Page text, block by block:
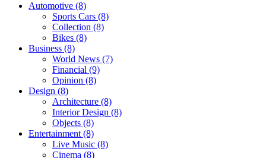
Automotive (8)
Sports Cars (8)
Collection (8)
Bikes (8)
Business (8)
World News (7)
Financial (9)
Opinion (8)
Design (8)
Architecture (8)
Interior Design (8)
Objects (8)
Entertainment (8)
Live Music (8)
Cinema (8)